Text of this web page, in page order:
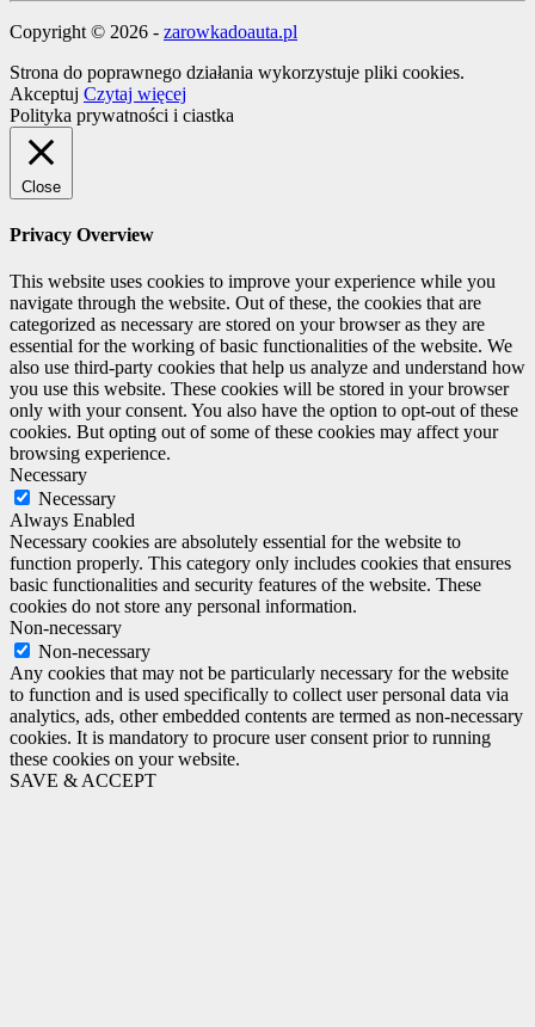
Copyright © 2026 - zarowkadoauta.pl
Strona do poprawnego działania wykorzystuje pliki cookies.
Akceptuj Czytaj więcej
Polityka prywatności i ciastka
Close
Privacy Overview
This website uses cookies to improve your experience while you
navigate through the website. Out of these, the cookies that are
categorized as necessary are stored on your browser as they are
essential for the working of basic functionalities of the website. We
also use third-party cookies that help us analyze and understand how
you use this website. These cookies will be stored in your browser
only with your consent. You also have the option to opt-out of these
cookies. But opting out of some of these cookies may affect your
browsing experience.
Necessary
Necessary
Always Enabled
Necessary cookies are absolutely essential for the website to
function properly. This category only includes cookies that ensures
basic functionalities and security features of the website. These
cookies do not store any personal information.
Non-necessary
Non-necessary
Any cookies that may not be particularly necessary for the website
to function and is used specifically to collect user personal data via
analytics, ads, other embedded contents are termed as non-necessary
cookies. It is mandatory to procure user consent prior to running
these cookies on your website.
SAVE & ACCEPT